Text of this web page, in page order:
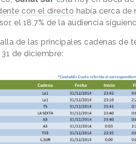
con el directo había cerca de
el 18,7% de la audiencia
de las principales cadenas de
de diciembre: